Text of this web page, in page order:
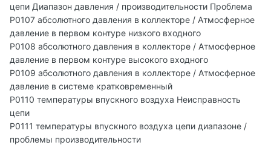
цепи Диапазон давления / производительности Проблема
P0107 абсолютного давления в коллекторе / Атмосферное
давление в первом контуре низкого входного
P0108 абсолютного давления в коллекторе / Атмосферное
давление в первом контуре высокого входного
P0109 абсолютного давления в коллекторе / Атмосферное
давление в системе кратковременный
P0110 температуры впускного воздуха Неисправность
цепи
P0111 температуры впускного воздуха цепи диапазоне /
проблемы производительности